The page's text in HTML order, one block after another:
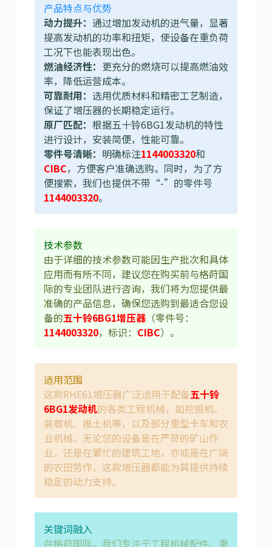
利勃海尔
山猫
尼桑 依维柯
产品特点与优势
动力提升： 通过增加发动机的进气量，显著
提高发动机的功率和扭矩，使设备在重负荷
工况下也能表现出色。
燃油经济性： 更充分的燃烧可以提高燃油效
率，降低运营成本。
可靠耐用： 选用优质材料和精密工艺制造，
保证了增压器的长期稳定运行。
原厂匹配： 根据五十铃6BG1发动机的特性
进行设计，安装简便，性能可靠。
零件号清晰： 明确标注1144003320和
CIBC，方便客户准确选购。同时，为了方
便搜索，我们也提供不带“-”的零件号
1144003320。
技术参数
由于详细的技术参数可能因生产批次和具体
应用而有所不同，建议您在购买前与格莳国
际的专业团队进行咨询，我们将为您提供最
准确的产品信息，确保您选购到最适合您设
备的五十铃6BG1增压器 （零件号：
1144003320，标识： CIBC）。
适用范围
这款RHE61增压器广泛适用于配备五十铃
6BG1发动机的各类工程机械，如挖掘机、
装载机、推土机等，以及部分重型卡车和农
业机械。无论您的设备是在严苛的矿山作
业，还是在繁忙的建筑工地，亦或是在广阔
的农田劳作，这款增压器都能为其提供持续
稳定的动力支持。
关键词融入
在格莳国际，我们专注于工程机械配件、重